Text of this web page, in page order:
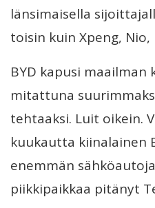
länsimaisella
toisin kuin Xpeng, Nio,
BYD kapusi maailman
mitattuna
tehtaaksi. Luit oikein.
kuukautta kiinalainen
enemmän
piikkipaikkaa pitänyt